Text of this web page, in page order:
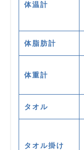
体温計
体脂肪計
体重計
タオル
タオル掛け